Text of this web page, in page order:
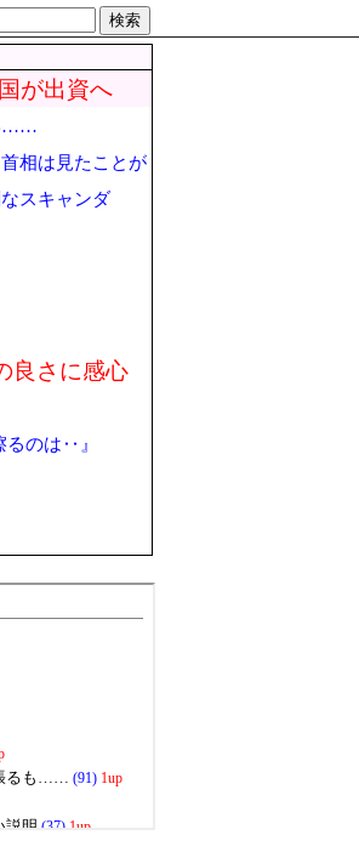
検索
が出資へ
……
相は見たことが
スキャンダ
良さに感心
のは‥』
んだ…？